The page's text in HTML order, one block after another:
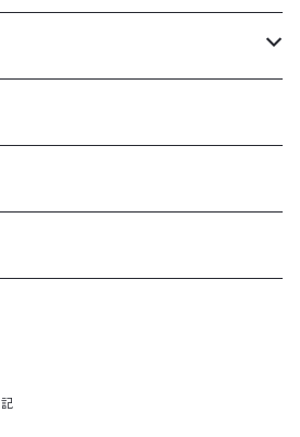
】（在庫ありのみ絞込）
（在庫ありのみ絞込）
庫ありのみ絞込）